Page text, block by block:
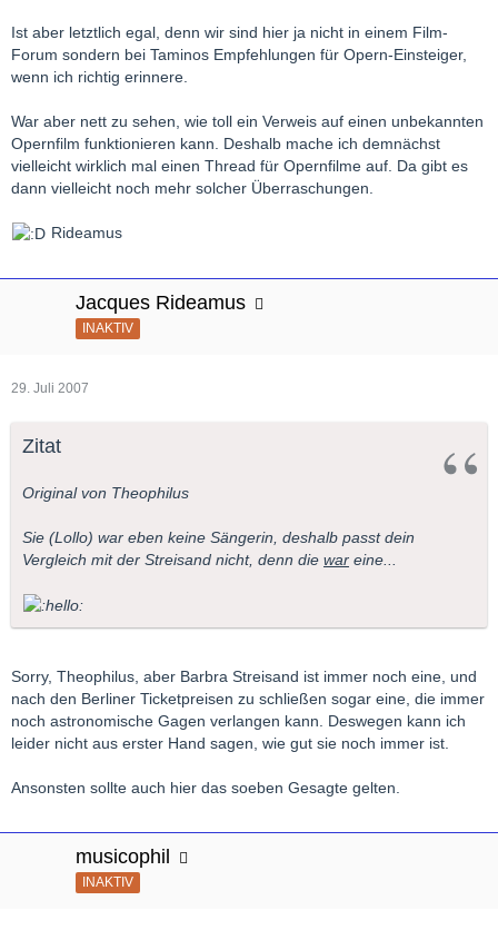
http://vargen57.unblog.fr/lollobrigida-gina-1927/
Überzeugt?
LG Peter
Ist aber letztlich egal, denn wir sind hier ja nicht in einem Film-
Forum sondern bei Taminos Empfehlungen für Opern-Einsteiger,
wenn ich richtig erinnere.
War aber nett zu sehen, wie toll ein Verweis auf einen unbekannten
Opernfilm funktionieren kann. Deshalb mache ich demnächst
vielleicht wirklich mal einen Thread für Opernfilme auf. Da gibt es
dann vielleicht noch mehr solcher Überraschungen.
Rideamus
Jacques Rideamus
INAKTIV
29. Juli 2007
Zitat
Original von Theophilus
Sie (Lollo) war eben keine Sängerin, deshalb passt dein
Vergleich mit der Streisand nicht, denn die war eine...
Sorry, Theophilus, aber Barbra Streisand ist immer noch eine, und
nach den Berliner Ticketpreisen zu schließen sogar eine, die immer
noch astronomische Gagen verlangen kann. Deswegen kann ich
leider nicht aus erster Hand sagen, wie gut sie noch immer ist.
Ansonsten sollte auch hier das soeben Gesagte gelten.
musicophil
INAKTIV